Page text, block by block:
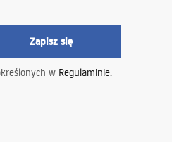
Zapisz się
w Regulaminie.